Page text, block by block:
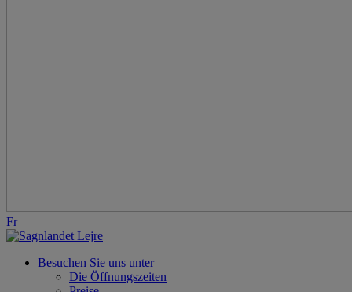
Fr
Besuchen Sie uns unter
Die Öffnungszeiten